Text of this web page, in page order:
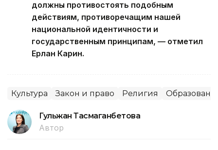
должны противостоять подобным
действиям, противоречащим нашей
национальной идентичности и
государственным принципам, — отметил
Ерлан Карин.
Культура Закон и право Религия
Гульжан Тасмаганбетова
Автор